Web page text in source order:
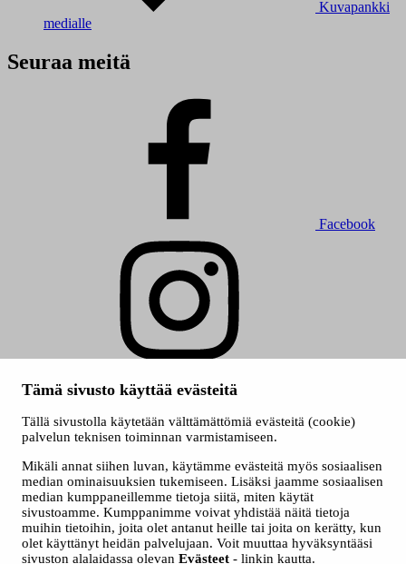
Tämä sivusto käyttää evästeitä
Tällä sivustolla käytetään välttämättömiä evästeitä (cookie)
palvelun teknisen toiminnan varmistamiseen.
Mikäli annat siihen luvan, käytämme evästeitä myös sosiaalisen
median ominaisuuksien tukemiseen. Lisäksi jaamme sosiaalisen
median kumppaneillemme tietoja siitä, miten käytät
sivustoamme. Kumppanimme voivat yhdistää näitä tietoja
muihin tietoihin, joita olet antanut heille tai joita on kerätty, kun
olet käyttänyt heidän palvelujaan. Voit muuttaa hyväksyntääsi
sivuston alalaidassa olevan Evästeet - linkin kautta.
Kuvapankki
medialle
Seuraa meitä
Facebook
Instagram
© 2026 Tampereen kaupunki
Saavutettavuusseloste
Kuva etusivulla ylinnä: Heli Hakala